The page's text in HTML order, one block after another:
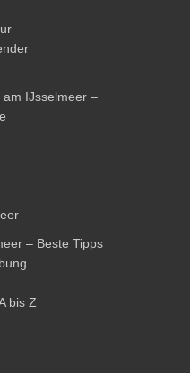
IJsselmeer –
– Beste Tipps
bis Z